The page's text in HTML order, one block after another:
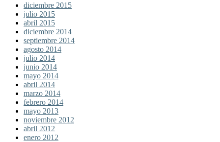
diciembre 2015
julio 2015
abril 2015
diciembre 2014
septiembre 2014
agosto 2014
julio 2014
junio 2014
mayo 2014
abril 2014
marzo 2014
febrero 2014
mayo 2013
noviembre 2012
abril 2012
enero 2012